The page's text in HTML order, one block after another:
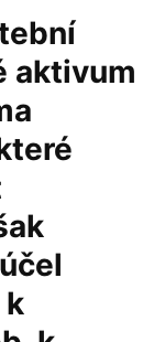
aktivum
k